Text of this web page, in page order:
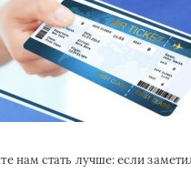
нам стать лучше: если